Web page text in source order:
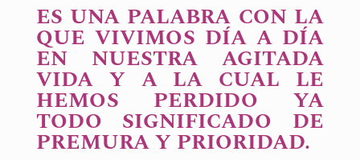
ES UNA PALABRA CON LA
QUE VIVIMOS DÍA A DÍA
EN NUESTRA AGITADA
VIDA Y A LA CUAL LE
HEMOS PERDIDO YA
TODO SIGNIFICADO DE
PREMURA Y PRIORIDAD.